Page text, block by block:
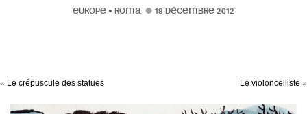
EUROPE • ROMA 18 DÉCEMBRE 2012
« Le crépuscule des statues Le violoncelliste »